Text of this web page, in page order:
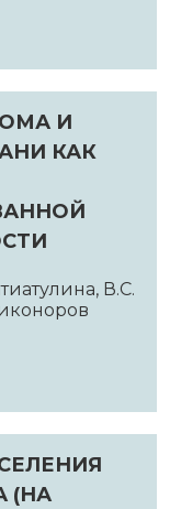
И
КАК
В.С.
(НА